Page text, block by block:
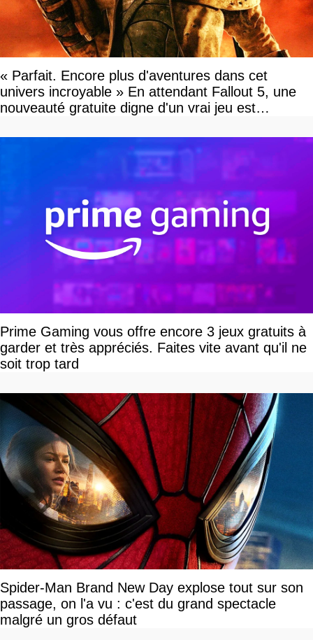
« Parfait. Encore plus d'aventures dans cet
univers incroyable » En attendant Fallout 5, une
nouveauté gratuite digne d'un vrai jeu est
Prime Gaming vous offre encore 3 jeux gratuits à
garder et très appréciés. Faites vite avant qu'il ne
soit trop tard
Spider-Man Brand New Day explose tout sur son
passage, on l'a vu : c'est du grand spectacle
malgré un gros défaut